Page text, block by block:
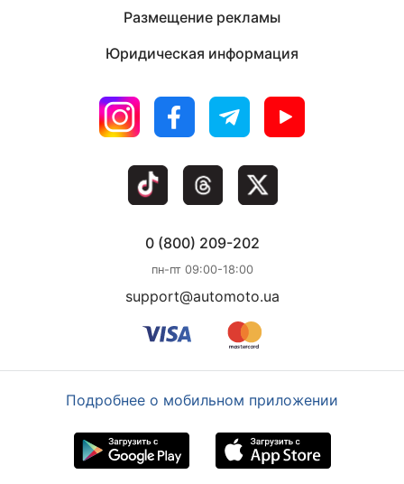
Размещение рекламы
Юридическая информация
0 (800) 209-202
пн-пт 09:00-18:00
support@automoto.ua
Подробнее о мобильном приложении